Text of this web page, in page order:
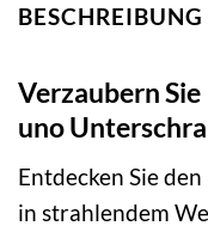
BESCHREIBUNG
Verzaubern
uno
Entdecken Sie den
in strahlendem